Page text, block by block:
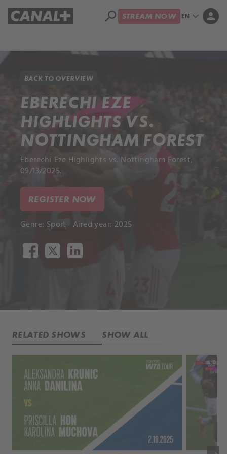
search STREAM NOW EN expand_more person
BACK TO OVERVIEW
EBERECHI EZE
HIGHLIGHTS VS.
NOTTINGHAM FOREST
Eberechi Eze Highlights vs. Nottingham Forest,
09/13/2025.
REGISTER NOW
Genre: Sport Aired year: 2025
RELATED SHOWS SHOW ALL